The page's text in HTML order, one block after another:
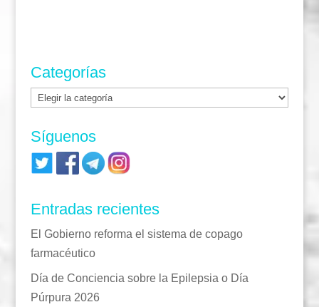
Categorías
Categorías
Síguenos
Entradas recientes
El Gobierno reforma el sistema de copago
farmacéutico
Día de Conciencia sobre la Epilepsia o Día
Púrpura 2026